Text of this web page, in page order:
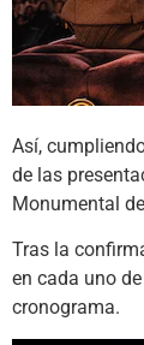
Así,
de las
Monumental
Tras la
en cada uno
cronograma.